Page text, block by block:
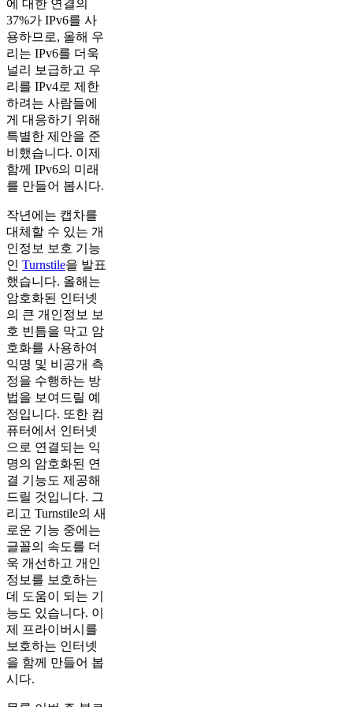
에 대한 연결의
37%가 IPv6를 사
용하므로, 올해 우
리는 IPv6를 더욱
널리 보급하고 우
리를 IPv4로 제한
하려는 사람들에
게 대응하기 위해
특별한 제안을 준
비했습니다. 이제
함께 IPv6의 미래
를 만들어 봅시다.
작년에는 캡차를
대체할 수 있는 개
인정보 보호 기능
인 Turnstile을 발표
했습니다. 올해는
암호화된 인터넷
의 큰 개인정보 보
호 빈틈을 막고 암
호화를 사용하여
익명 및 비공개 측
정을 수행하는 방
법을 보여드릴 예
정입니다. 또한 컴
퓨터에서 인터넷
으로 연결되는 익
명의 암호화된 연
결 기능도 제공해
드릴 것입니다. 그
리고 Turnstile의 새
로운 기능 중에는
글꼴의 속도를 더
욱 개선하고 개인
정보를 보호하는
데 도움이 되는 기
능도 있습니다. 이
제 프라이버시를
보호하는 인터넷
을 함께 만들어 봅
시다.